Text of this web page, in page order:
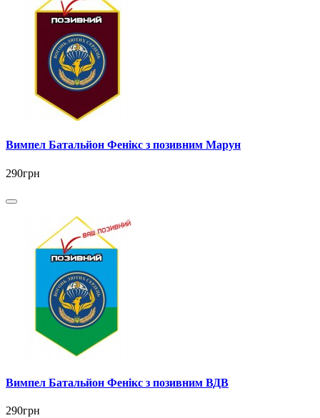
Вимпел Батальйон Фенікс з позивним Марун
290грн
Вимпел Батальйон Фенікс з позивним ВДВ
290грн